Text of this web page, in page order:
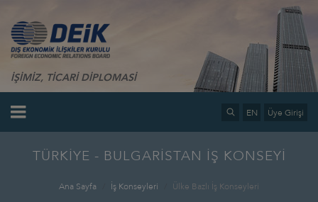
İŞİMİZ, TİCARİ DİPLOMASİ
EN Üye Girişi
TÜRKİYE - BULGARİSTAN İŞ KONSEYİ
Ana Sayfa İş Konseyleri Ülke Bazlı İş Konseyleri